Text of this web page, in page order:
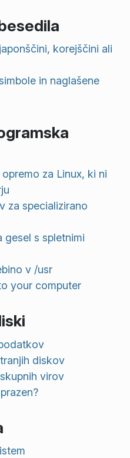
korejščini ali
in naglašene
za Linux, ki ni
za specializirano
gesel s spletnimi
v /usr
your computer
diskov
virov
prazen?